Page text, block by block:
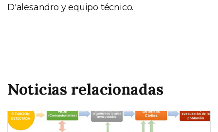
D'alesandro y equipo técnico.
Noticias relacionadas